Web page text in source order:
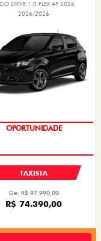
DRIVE 1.0 FLEX 4P 2026
2026/2026
OPORTUNIDADE
TAXISTA
De: R$ 97.990,00
R$ 74.390,00